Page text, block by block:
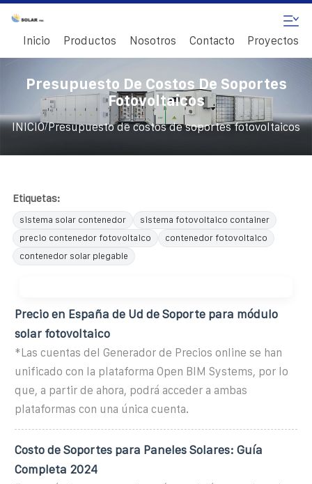
Inicio Productos Nosotros Contacto Proyectos
Presupuesto De Costos De Soportes
Fotovoltaicos
INICIO/Presupuesto de costos de soportes fotovoltaicos
Etiquetas:
sistema solar contenedor
sistema fotovoltaico container
precio contenedor fotovoltaico
contenedor fotovoltaico
contenedor solar plegable
Precio en España de Ud de Soporte para módulo
solar fotovoltaico
*Las cuentas del Generador de Precios online se han
unificado con la plataforma Open BIM Systems, por lo
que, a partir de ahora, podrá acceder a ambas
plataformas con una única cuenta.
Costo de Soportes para Paneles Solares: Guía
Completa 2024